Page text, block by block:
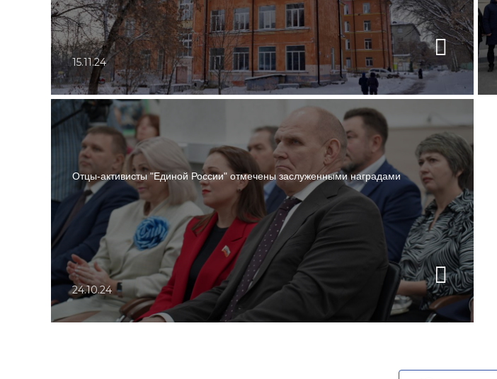
15.11.24
Отцы-активисты "Единой России" отмечены заслуженными наградами
24.10.24